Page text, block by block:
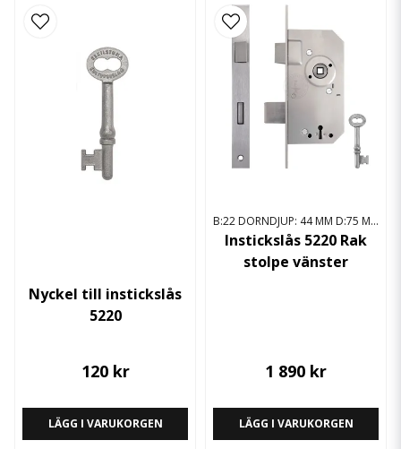
Nyckel till instickslås
5220
120 kr
LÄGG I VARUKORGEN
B:22 DORNDJUP: 44 MM D:75 MM
Instickslås 5220 Rak
stolpe vänster
1 890 kr
LÄGG I VARUKORGEN